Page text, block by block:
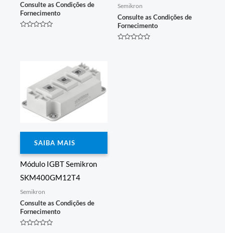
Consulte as Condições de
Fornecimento
Semikron
Consulte as Condições de
Fornecimento
SAIBA MAIS
Módulo IGBT Semikron
SKM400GM12T4
Semikron
Consulte as Condições de
Fornecimento